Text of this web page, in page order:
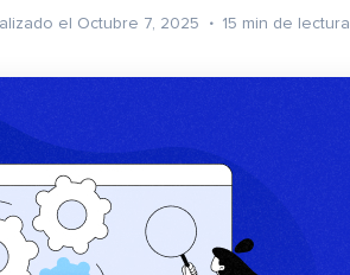
el Octubre 7, 2025 15 min de lectura